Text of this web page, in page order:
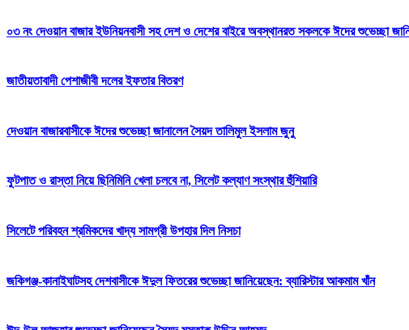
০৩ নং দেওয়ান বাজার ইউনিয়নবাসী সহ দেশ ও দেশের বাইরে অবস্থানরত সকলকে ঈদের শুভেচ্ছা
জাতীয়তাবাদী পেশাজীবী দলের ইফতার বিতরণ
দেওয়ান বাজারবাসীকে ঈদের শুভেচ্ছা জানালেন সৈয়দ তালিমুল ইসলাম জুনু
ফুটপাত ও রাস্তা নিয়ে ছিনিমিনি খেলা চলবে না, সিলেট কল্যাণ সংস্থার হুঁশিয়ারি
সিলেটে পরিবহন শ্রমিকদের খাদ্য সামগ্রী উপহার দিল নিসচা
জকিগঞ্জ-কানাইঘাটসহ দেশবাসীকে ঈদুল ফিতরের শুভেচ্ছা জানিয়েছেন: ব্যারিস্টার আকমাম খাঁন